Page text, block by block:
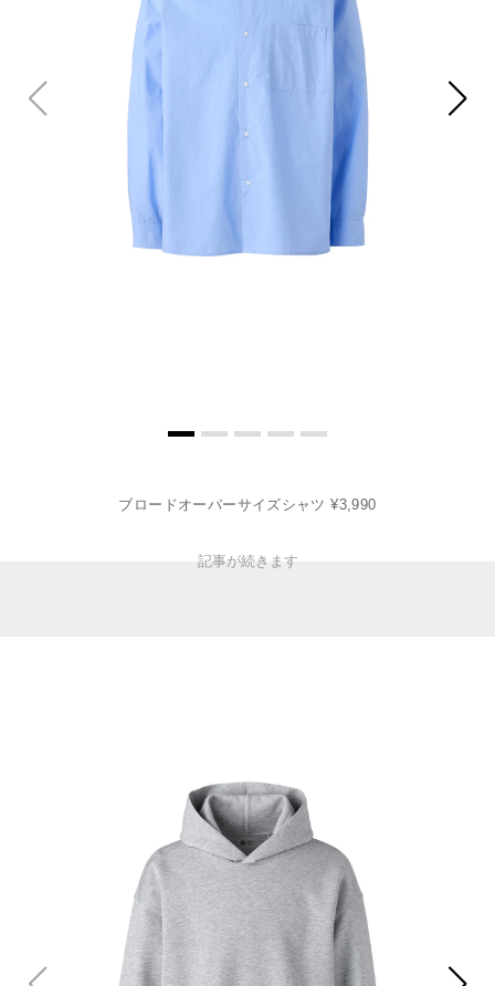
ブロードオーバーサイズシャツ ¥3,990